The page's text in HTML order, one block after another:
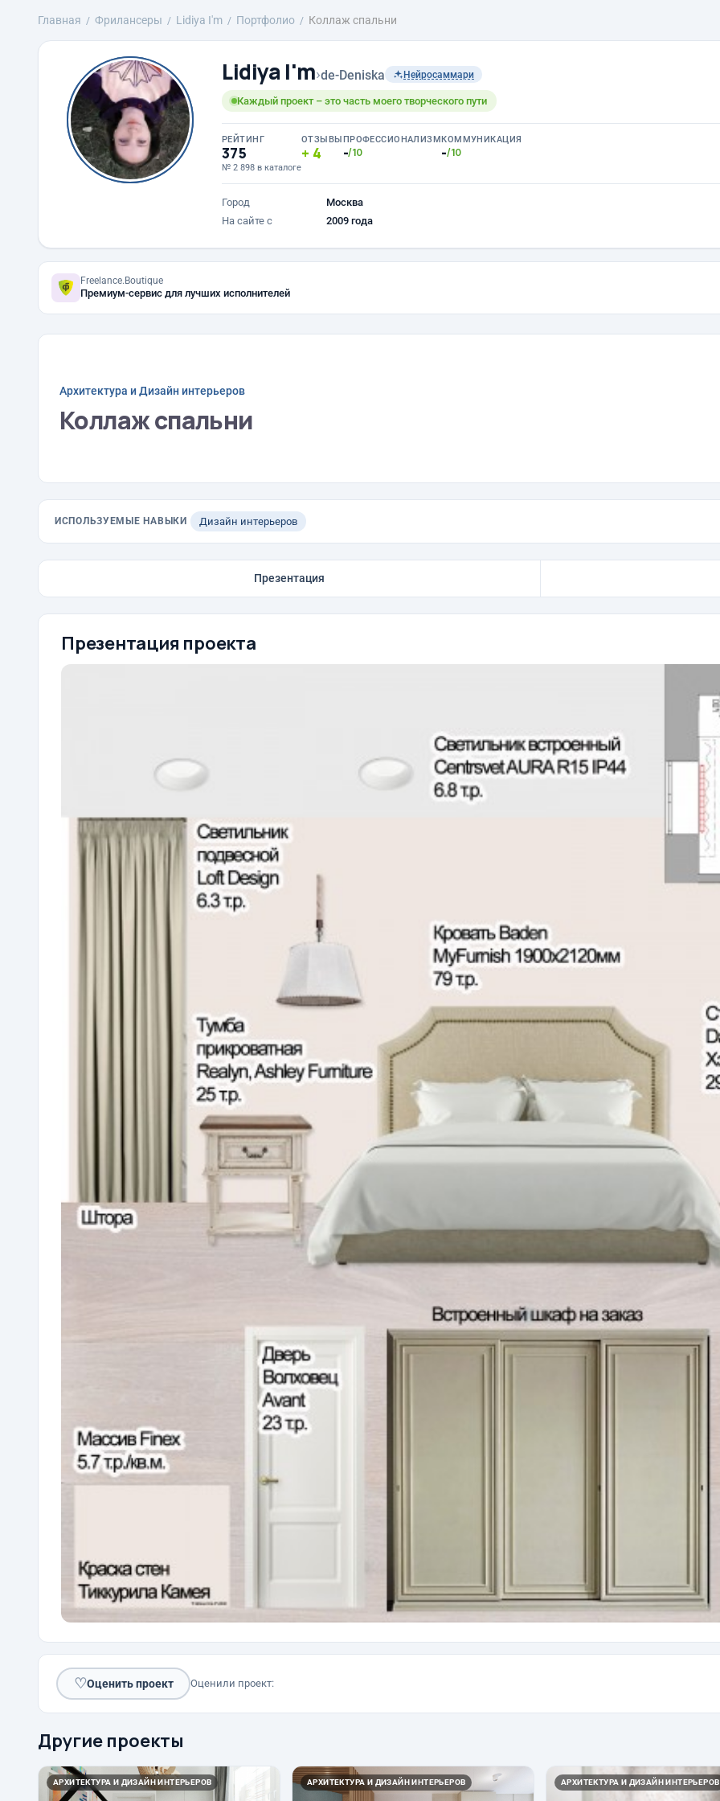
Главная Фрилансеры Lidiya I'm Портфолио Коллаж спальни
Lidiya I'm›de-Deniska Нейросаммари
Каждый проект – это часть моего творческого пути
РЕЙТИНГ
375
№ 2 898 в каталоге
ОТЗЫВЫ
4
ПРОФЕССИОНАЛИЗМ
-/10
КОММУНИКАЦИЯ
-/10
Город
Москва
На сайте с
2009 года
Freelance.Boutique
Премиум-сервис для лучших исполнителей
Архитектура и Дизайн интерьеров
Коллаж спальни
ИСПОЛЬЗУЕМЫЕ НАВЫКИ Дизайн интерьеров
Презентация
Презентация проекта
♡Оценить проект Оценили проект:
Другие проекты
АРХИТЕКТУРА И ДИЗАЙН ИНТЕРЬЕРОВ АРХИТЕКТУРА И ДИЗАЙН ИНТЕРЬЕРОВ АРХИТЕКТУРА И ДИЗАЙН ИНТЕРЬЕРОВ